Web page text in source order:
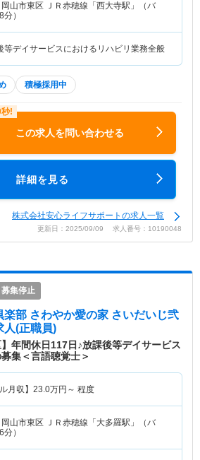
岡山市東区 ＪＲ赤穂線「西大寺駅」（バ
）
等デイサービスにおけるリハビリ業務全般
積極採用中
この求人を問い合わせる
詳細を見る
株式会社安心ライフサポートの求人一覧
更新日：2025/09/09 求人番号：10190048
募集停止
部 さわやか愛の家 さいだいじ弐
人(正職員)
】年間休日117日♪放課後等デイサービス
集＜言語聴覚士＞
月収】 23.0万円～ 程度
岡山市東区 ＪＲ赤穂線「大多羅駅」（バ
）